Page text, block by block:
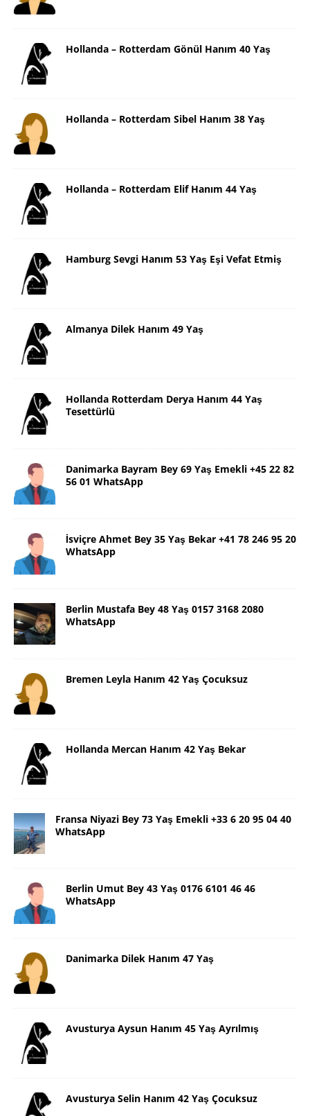
Hollanda – Rotterdam Gönül Hanım 40 Yaş
Hollanda – Rotterdam Sibel Hanım 38 Yaş
Hollanda – Rotterdam Elif Hanım 44 Yaş
Hamburg Sevgi Hanım 53 Yaş Eşi Vefat Etmiş
Almanya Dilek Hanım 49 Yaş
Hollanda Rotterdam Derya Hanım 44 Yaş
Tesettürlü
Danimarka Bayram Bey 69 Yaş Emekli +45 22 82
56 01 WhatsApp
İsviçre Ahmet Bey 35 Yaş Bekar +41 78 246 95 20
WhatsApp
Berlin Mustafa Bey 48 Yaş 0157 3168 2080
WhatsApp
Bremen Leyla Hanım 42 Yaş Çocuksuz
Hollanda Mercan Hanım 42 Yaş Bekar
Fransa Niyazi Bey 73 Yaş Emekli +33 6 20 95 04 40
WhatsApp
Berlin Umut Bey 43 Yaş 0176 6101 46 46
WhatsApp
Danimarka Dilek Hanım 47 Yaş
Avusturya Aysun Hanım 45 Yaş Ayrılmış
Avusturya Selin Hanım 42 Yaş Çocuksuz